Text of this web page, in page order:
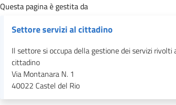
Questa pagina è gestita da
Settore servizi al cittadino
Il settore si occupa della gestione dei servizi rivolti
cittadino
Via Montanara N. 1
40022 Castel del Rio